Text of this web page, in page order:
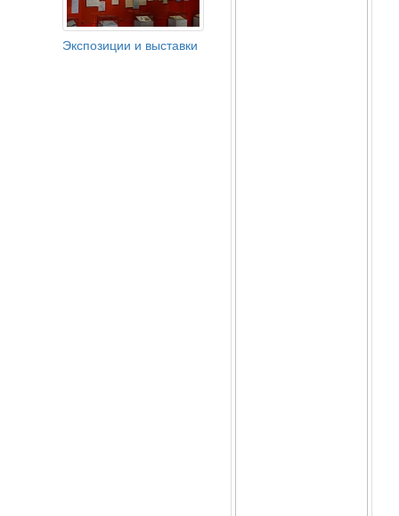
Экспозиции и выставки